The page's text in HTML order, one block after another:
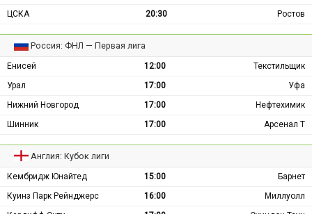
ЦСКА
20:30 Ростов
Россия: ФНЛ — Первая лига
Енисей 12:00
Текстильщик
Урал
17:00
Уфа
Нижний Новгород
17:00
Нефтехимик
Шинник
17:00 Арсенал Т
Англия: Кубок лиги
Кембридж Юнайтед 15:00
Барнет
Куинз Парк Рейнджерс
16:00
Миллуолл